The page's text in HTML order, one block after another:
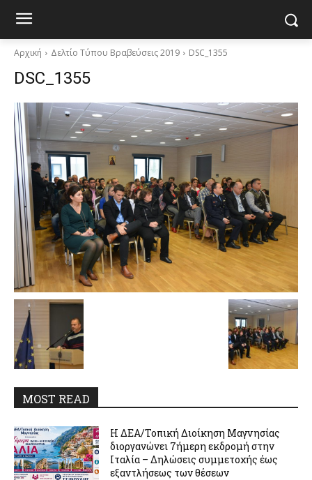
Αρχική Δελτίο Τύπου Βραβεύσεις 2019 DSC_1355
DSC_1355
MOST READ
Η ΔΕΑ/Τοπική Διοίκηση Μαγνησίας
διοργανώνει 7ήμερη εκδρομή στην
Ιταλία – Δηλώσεις συμμετοχής έως
εξαντλήσεως των θέσεων